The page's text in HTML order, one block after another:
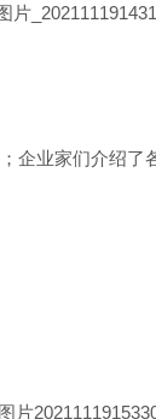
业家们介绍